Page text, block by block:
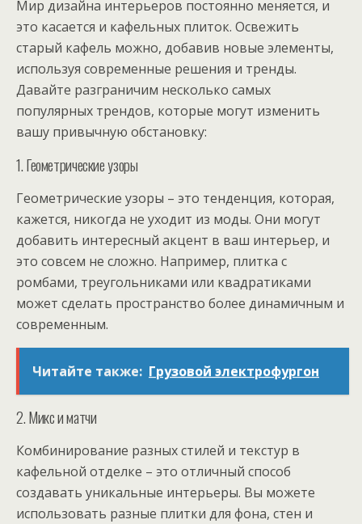
Мир дизайна интерьеров постоянно меняется, и
это касается и кафельных плиток. Освежить
старый кафель можно, добавив новые элементы,
используя современные решения и тренды.
Давайте разграничим несколько самых
популярных трендов, которые могут изменить
вашу привычную обстановку:
1. Геометрические узоры
Геометрические узоры – это тенденция, которая,
кажется, никогда не уходит из моды. Они могут
добавить интересный акцент в ваш интерьер, и
это совсем не сложно. Например, плитка с
ромбами, треугольниками или квадратиками
может сделать пространство более динамичным и
современным.
Читайте также: Грузовой электрофургон
2. Микс и матчи
Комбинирование разных стилей и текстур в
кафельной отделке – это отличный способ
создавать уникальные интерьеры. Вы можете
использовать разные плитки для фона, стен и